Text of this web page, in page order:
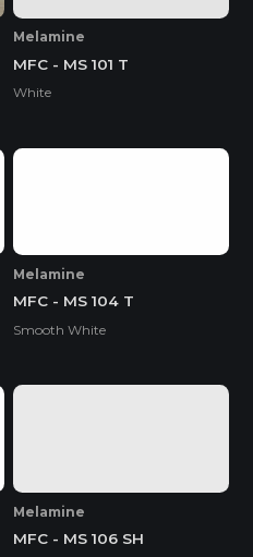
Melamine
MFC - MS 101 T
White
Melamine
MFC - MS 104 T
Smooth White
Melamine
MFC - MS 106 SH